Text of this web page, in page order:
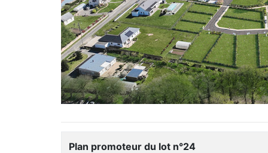
Plan promoteur du lot n°24